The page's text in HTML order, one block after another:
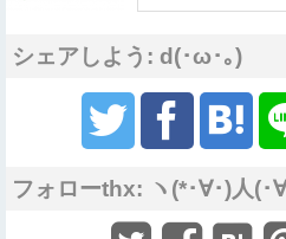
シェアしよう: d(･ω･｡)
フォローthx: ヽ(*･∀･)人(･